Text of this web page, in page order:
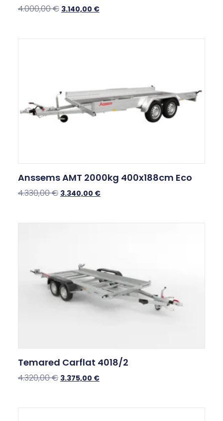
4.000,00€ 3.140,00 €
Anssems AMT 2000kg 400x188cm Eco
4.330,00€ 3.340,00 €
Temared Carflat 4018/2
4.320,00€ 3.375,00 €